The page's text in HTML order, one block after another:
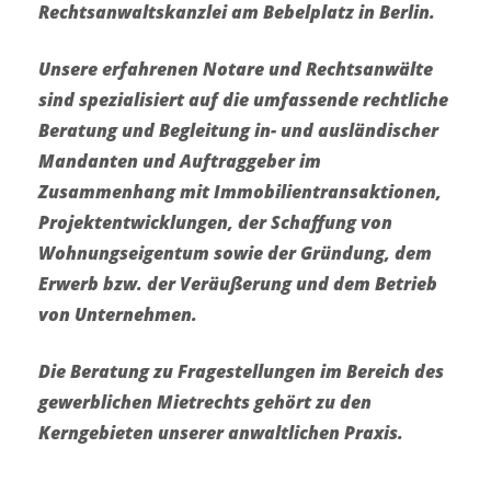
Rechtsanwaltskanzlei am Bebelplatz in Berlin.
Unsere erfahrenen Notare und Rechtsanwälte
sind spezialisiert auf die umfassende rechtliche
Beratung und Begleitung in- und ausländischer
Mandanten und Auftraggeber im
Zusammenhang mit Immobilientransaktionen,
Projektentwicklungen, der Schaffung von
Wohnungseigentum sowie der Gründung, dem
Erwerb bzw. der Veräußerung und dem Betrieb
von Unternehmen.
Die Beratung zu Fragestellungen im Bereich des
gewerblichen Mietrechts gehört zu den
Kerngebieten unserer anwaltlichen Praxis.